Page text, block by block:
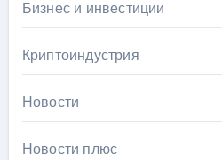
Бизнес и инвестиции
Криптоиндустрия
Новости
Новости плюс